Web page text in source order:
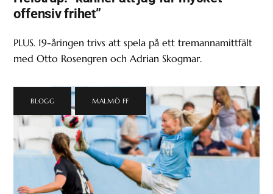
offensiv frihet”
PLUS. 19-åringen trivs att spela på ett tremannamittfält
med Otto Rosengren och Adrian Skogmar.
BLOGG MALMÖ FF